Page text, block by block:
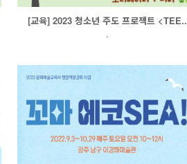
[교육] 2023 청소년 주도 프로젝트 <TEE..
.